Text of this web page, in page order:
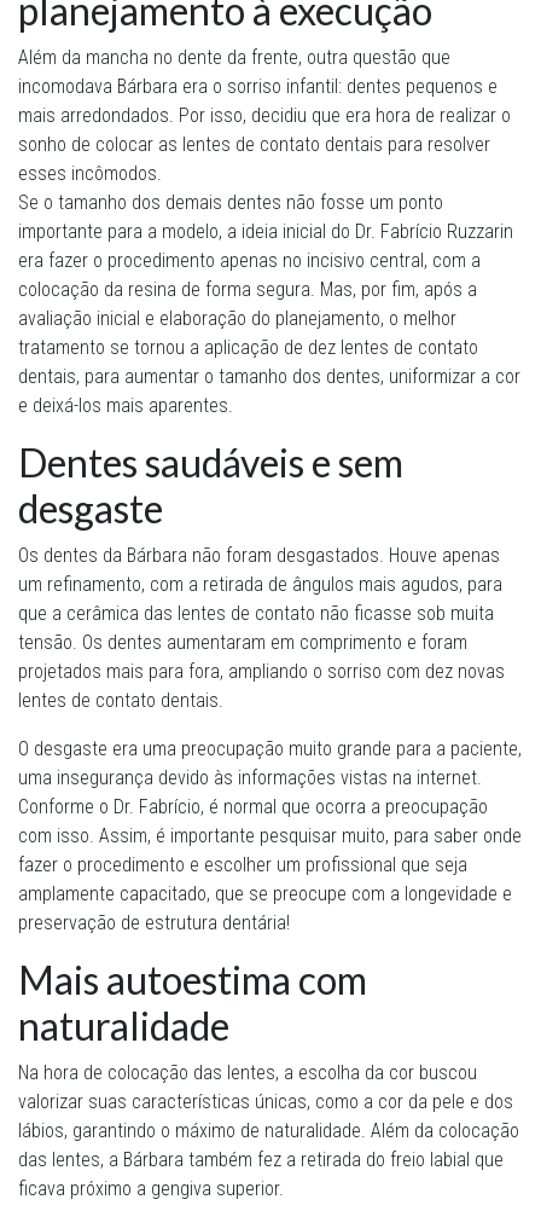
planejamento à execução
Além da mancha no dente da frente, outra questão que
incomodava Bárbara era o sorriso infantil: dentes pequenos e
mais arredondados. Por isso, decidiu que era hora de realizar o
sonho de colocar as lentes de contato dentais para resolver
esses incômodos.
Se o tamanho dos demais dentes não fosse um ponto
importante para a modelo, a ideia inicial do Dr. Fabrício Ruzzarin
era fazer o procedimento apenas no incisivo central, com a
colocação da resina de forma segura. Mas, por fim, após a
avaliação inicial e elaboração do planejamento, o melhor
tratamento se tornou a aplicação de dez lentes de contato
dentais, para aumentar o tamanho dos dentes, uniformizar a cor
e deixá-los mais aparentes.
Dentes saudáveis e sem
desgaste
Os dentes da Bárbara não foram desgastados. Houve apenas
um refinamento, com a retirada de ângulos mais agudos, para
que a cerâmica das lentes de contato não ficasse sob muita
tensão. Os dentes aumentaram em comprimento e foram
projetados mais para fora, ampliando o sorriso com dez novas
lentes de contato dentais.
O desgaste era uma preocupação muito grande para a paciente,
uma insegurança devido às informações vistas na internet.
Conforme o Dr. Fabrício, é normal que ocorra a preocupação
com isso. Assim, é importante pesquisar muito, para saber onde
fazer o procedimento e escolher um profissional que seja
amplamente capacitado, que se preocupe com a longevidade e
preservação de estrutura dentária!
Mais autoestima com
naturalidade
Na hora de colocação das lentes, a escolha da cor buscou
valorizar suas características únicas, como a cor da pele e dos
lábios, garantindo o máximo de naturalidade. Além da colocação
das lentes, a Bárbara também fez a retirada do freio labial que
ficava próximo a gengiva superior.